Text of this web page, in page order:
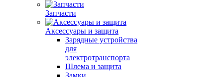
Запчасти
Аксессуары и защита
Зарядные устройства
для
электротранспорта
Шлема и защита
Замки